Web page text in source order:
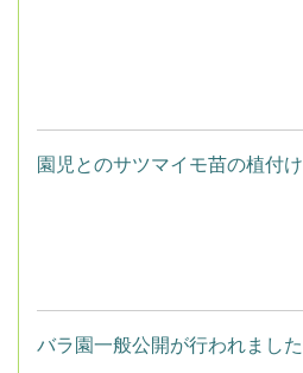
園児とのサツマイモ苗の植付け
バラ園一般公開が行われました